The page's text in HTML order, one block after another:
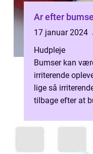
Ar efter
17 januar 2024
Hudpleje
Bumser kan
irriterende
lige så
tilbage efter at